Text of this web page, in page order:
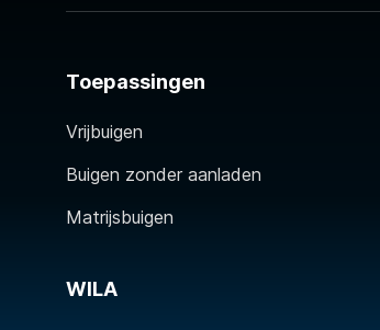
Toepassingen
Vrijbuigen
Buigen zonder aanladen
Matrijsbuigen
WILA